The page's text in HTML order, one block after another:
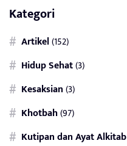
Kategori
Artikel(152)
Hidup Sehat(3)
Kesaksian(3)
Khotbah(97)
Kutipan dan Ayat Alkitab